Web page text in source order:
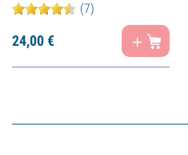
(7)
24,00€